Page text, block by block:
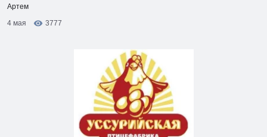
Артем
4 мая
3777